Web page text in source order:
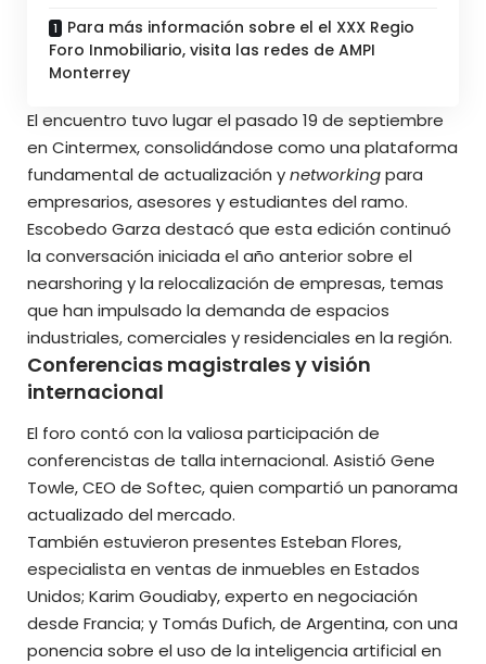
Para más información sobre el el XXX Regio
Foro Inmobiliario, visita las redes de AMPI
Monterrey
El encuentro tuvo lugar el pasado 19 de septiembre
en Cintermex, consolidándose como una plataforma
fundamental de actualización ynetworkingpara
empresarios, asesores y estudiantes del ramo.
Escobedo Garza destacó que esta edición continuó
la conversación iniciada el año anterior sobre el
nearshoring y la relocalización de empresas, temas
que han impulsado la demanda de espacios
industriales, comerciales y residenciales en la región.
Conferencias magistrales y visión
internacional
El foro contó con la valiosa participación de
conferencistas de talla internacional. Asistió Gene
Towle, CEO de Softec, quien compartió un panorama
actualizado del mercado.
También estuvieron presentes Esteban Flores,
especialista en ventas de inmuebles en Estados
Unidos; Karim Goudiaby, experto en negociación
desde Francia; y Tomás Dufich, de Argentina, con una
ponencia sobre el uso de la inteligencia artificial en